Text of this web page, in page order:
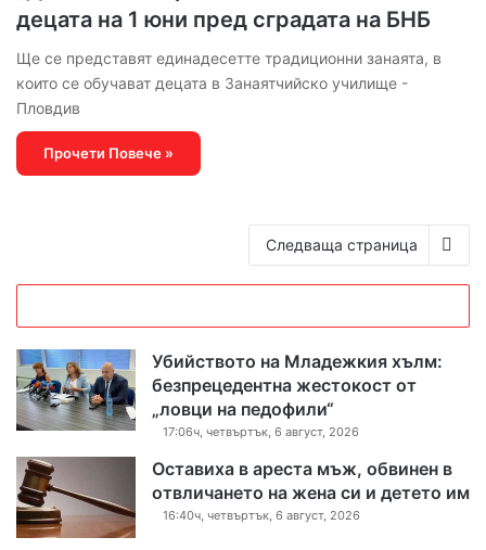
децата на 1 юни пред сградата на БНБ
Ще се представят единадесетте традиционни занаята, в
които се обучават децата в Занаятчийско училище -
Пловдив
Прочети Повече »
Следваща страница
Убийството на Младежкия хълм:
безпрецедентна жестокост от
„ловци на педофили“
17:06ч, четвъртък, 6 август, 2026
Оставиха в ареста мъж, обвинен в
отвличането на жена си и детето им
16:40ч, четвъртък, 6 август, 2026